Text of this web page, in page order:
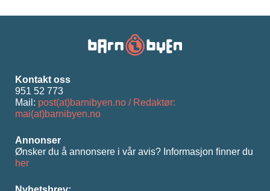
Kontakt oss
951 52 773
Mail: post(at)barnibyen.no / Redaktør:
mai(at)barnibyen.no
Annonser
Ønsker du å annonsere i vår avis? Informasjon ﬁnner du
her